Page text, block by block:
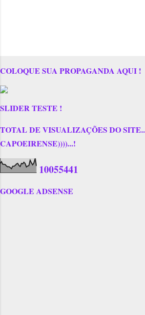
COLOQUE SUA PROPAGANDA AQUI !
SLIDER TESTE !
TOTAL DE VISUALIZAÇÕES DO
CAPOEIRENSE))))...!
10055441
GOOGLE ADSENSE